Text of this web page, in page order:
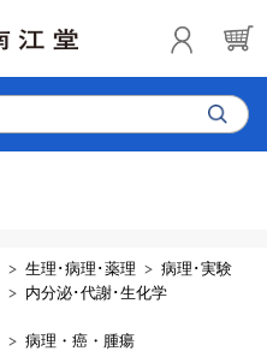
生理･病理･薬理
病理･実験
内分泌･代謝･生化学
病理・癌・腫瘍